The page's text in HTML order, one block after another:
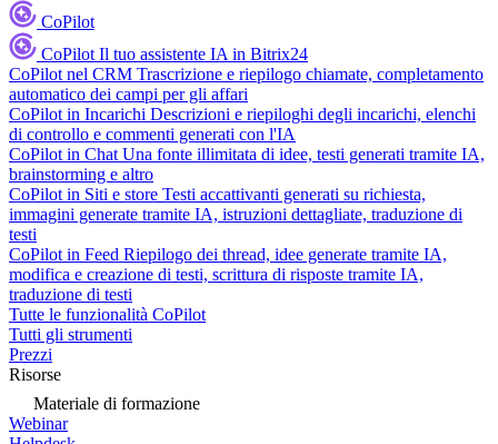
CoPilot
CoPilot Il tuo assistente IA in Bitrix24
CoPilot nel CRM Trascrizione e riepilogo chiamate, completamento
automatico dei campi per gli affari
CoPilot in Incarichi Descrizioni e riepiloghi degli incarichi, elenchi
di controllo e commenti generati con l'IA
CoPilot in Chat Una fonte illimitata di idee, testi generati tramite IA,
brainstorming e altro
CoPilot in Siti e store Testi accattivanti generati su richiesta,
immagini generate tramite IA, istruzioni dettagliate, traduzione di
testi
CoPilot in Feed Riepilogo dei thread, idee generate tramite IA,
modifica e creazione di testi, scrittura di risposte tramite IA,
traduzione di testi
Tutte le funzionalità CoPilot
Tutti gli strumenti
Prezzi
Risorse
Materiale di formazione
Webinar